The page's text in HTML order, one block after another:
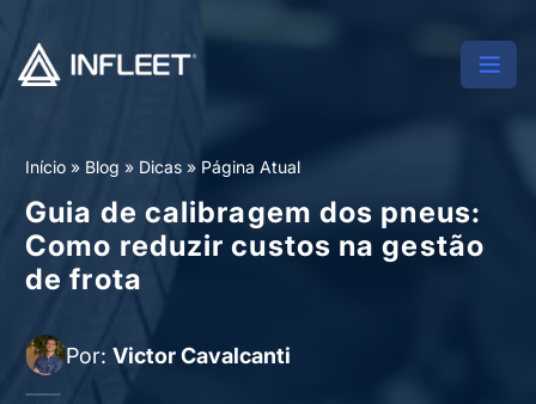
Início » Blog » Dicas » Página Atual
Guia de calibragem dos pneus:
Como reduzir custos na gestão
de frota
Por: Victor Cavalcanti